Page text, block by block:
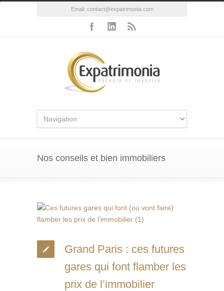
Email: contact@expatrimonia.com
Nos conseils et bien immobiliers
Grand Paris : ces futures
gares qui font flamber les
prix de l’immobilier